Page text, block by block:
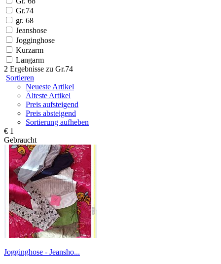
Gr.74
gr. 68
Jeanshose
Jogginghose
Kurzarm
Langarm
2 Ergebnisse zu Gr.74
Sortieren
Neueste Artikel
Älteste Artikel
Preis aufsteigend
Preis absteigend
Sortierung aufheben
€ 1
Gebraucht
Jogginghose - Jeansho...